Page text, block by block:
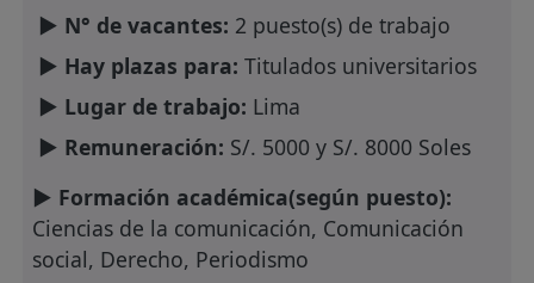
► N° de vacantes: 2 puesto(s) de trabajo
► Hay plazas para: Titulados universitarios
► Lugar de trabajo: Lima
► Remuneración: S/. 5000 y S/. 8000 Soles
► Formación académica(según puesto):
Ciencias de la comunicación, Comunicación
social, Derecho, Periodismo